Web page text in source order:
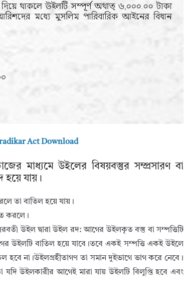
Act Download
মাধ্যমে উইলের বিষয়বস্তুর সম্প্রসারণ বা
হয়ে যায়।
তা বাতিল হয়ে যায়।
করলে।
উইল দ্বারা উইল রদ: আগের উইলকৃত বস্তু বা সম্পত্তিটি
উইলটি বাতিল হয়ে যাবে।তবে একই সম্পত্তি একই উইলে
না।উইলগ্রহীতাগণ তা সমান দুইভাগে ভাগ করে নেবে।
উইলকারীর আগেই মারা যায় উইলটি বিলুপ্তি হবে এবং